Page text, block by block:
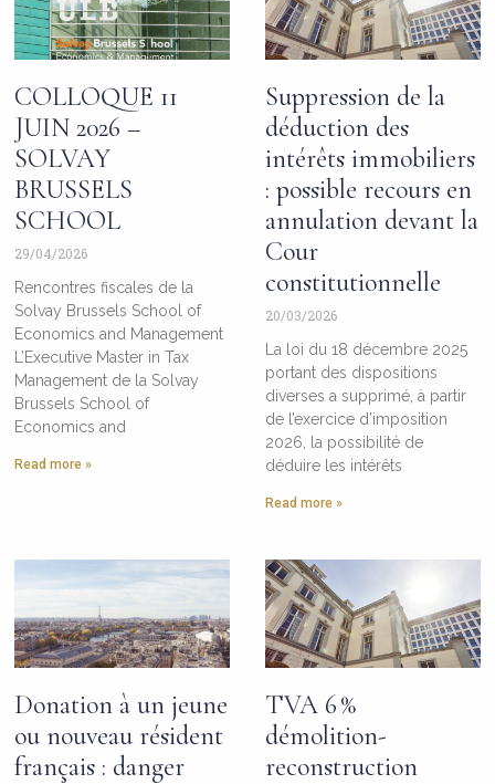
COLLOQUE 11
JUIN 2026 –
SOLVAY
BRUSSELS
SCHOOL
29/04/2026
Rencontres fiscales de la
Solvay Brussels School of
Economics and Management
L’Executive Master in Tax
Management de la Solvay
Brussels School of
Economics and
Read more »
Suppression de la
déduction des
intérêts immobiliers
: possible recours en
annulation devant la
Cour
constitutionnelle
20/03/2026
La loi du 18 décembre 2025
portant des dispositions
diverses a supprimé, à partir
de l’exercice d’imposition
2026, la possibilité de
déduire les intérêts
Read more »
Donation à un jeune
ou nouveau résident
français : danger
TVA 6 %
démolition-
reconstruction